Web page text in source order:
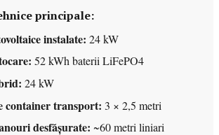
principale:
instalate: 24 kW
52 kWh baterii LiFePO4
24 kW
container transport: 3 × 2,5 metri
desfășurate: ~60 metri liniari